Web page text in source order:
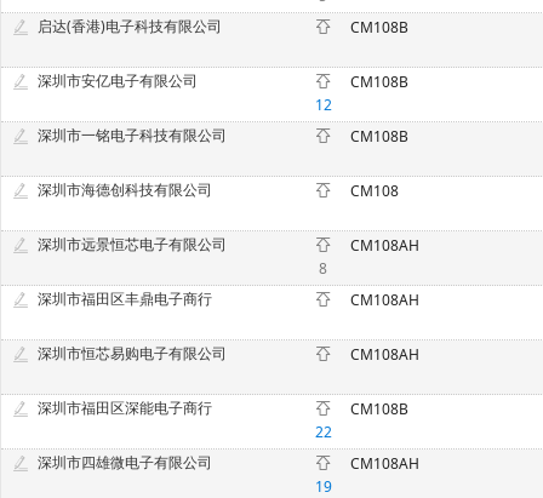
启达(香港)电子科技有限公司 CM108B
深圳市安亿电子有限公司
12
CM108B
深圳市一铭电子科技有限公司 CM108B
深圳市海德创科技有限公司 CM108
深圳市远景恒芯电子有限公司
8
CM108AH
深圳市福田区丰鼎电子商行 CM108AH
深圳市恒芯易购电子有限公司 CM108AH
深圳市福田区深能电子商行
22
CM108B
深圳市四雄微电子有限公司
19
CM108AH